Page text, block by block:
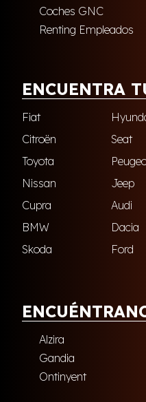
Coches GNC
Renting Empleados
ENCUENTRA
Fiat
Citroën
Seat
Toyota
Nissan
Jeep
Cupra
Audi
BMW
Dacia
Skoda
Ford
Alzira
Gandia
Ontinyent